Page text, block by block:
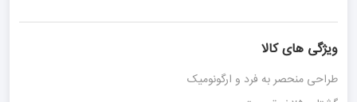
ویژگی های کالا
طراحی منحصر به فرد و ارگونومیک